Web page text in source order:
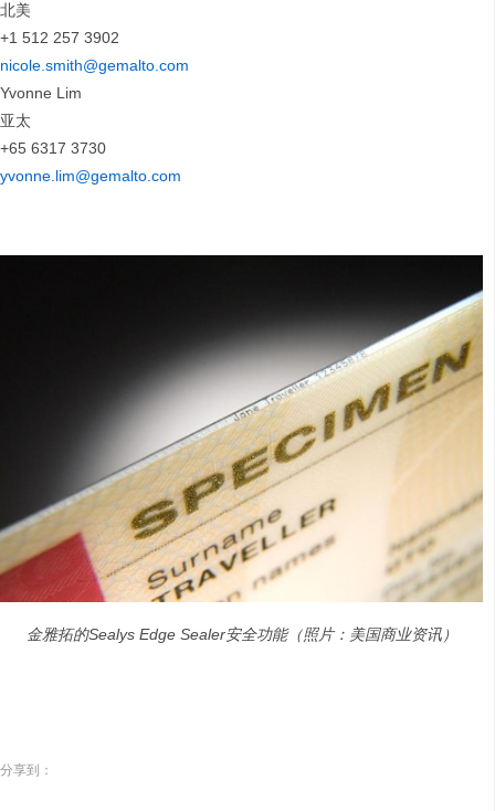
北美
+1 512 257 3902
nicole.smith@gemalto.com
Yvonne Lim
亚太
+65 6317 3730
yvonne.lim@gemalto.com
金雅拓的Sealys Edge Sealer安全功能（照片：美国商业资讯）
分享到：